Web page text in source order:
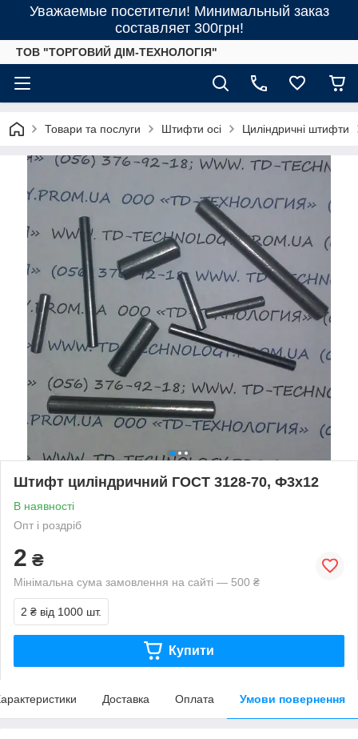
Уважаемые посетители! Минимальный заказ
составляет 300грн!
ТОВ "ТОРГОВИЙ ДІМ-ТЕХНОЛОГІЯ"
Товари та послуги Штифти осі Циліндричні штифти
Штифт циліндричний ГОСТ 3128-70, Ф3х12
В наявності
Опт і роздріб
2 ₴
Мінімальна сума замовлення на сайті — 500 ₴
2 ₴ від 1000 шт.
Купити
Доставка Оплата Умови повернення